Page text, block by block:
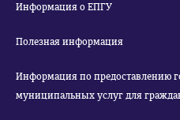
Информация о ЕПГУ
Полезная информация
Информация по предоставлению
муниципальных услуг для